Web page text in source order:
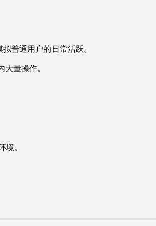
普通用户的日常活跃。
量操作。
。